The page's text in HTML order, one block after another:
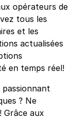
opérateurs de
tous les
et les
actualisées
en temps réel!
? Ne
Grâce aux